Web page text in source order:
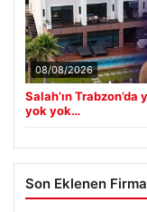
08/08/2026
Salah’ın
yok yok…
Son Eklenen